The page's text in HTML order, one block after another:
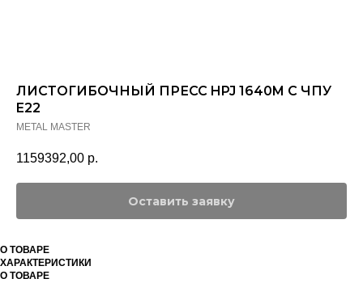
ЛИСТОГИБОЧНЫЙ ПРЕСС HPJ 1640M С ЧПУ
E22
METAL MASTER
1159392,00 р.
Оставить заявку
О ТОВАРЕ
ХАРАКТЕРИСТИКИ
О ТОВАРЕ